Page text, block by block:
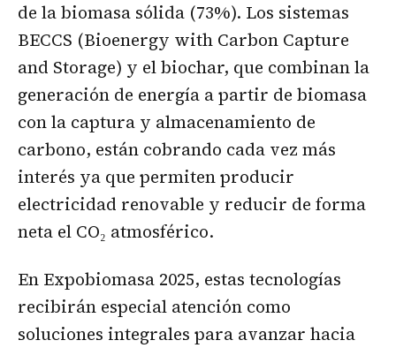
de la biomasa sólida (73%). Los sistemas
BECCS (Bioenergy with Carbon Capture
and Storage) y el biochar, que combinan la
generación de energía a partir de biomasa
con la captura y almacenamiento de
carbono, están cobrando cada vez más
interés ya que permiten producir
electricidad renovable y reducir de forma
neta el CO₂ atmosférico.
En Expobiomasa 2025, estas tecnologías
recibirán especial atención como
soluciones integrales para avanzar hacia